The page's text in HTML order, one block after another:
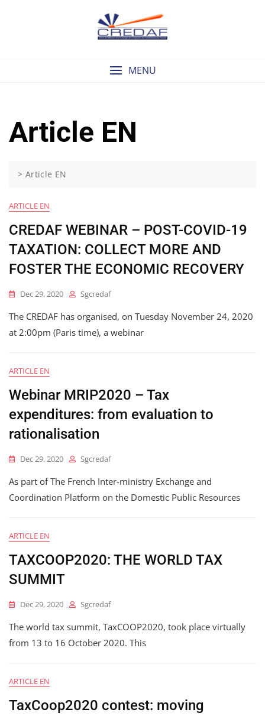
MENU
Article EN
> Article EN
ARTICLE EN
CREDAF WEBINAR – POST-COVID-19
TAXATION: COLLECT MORE AND
FOSTER THE ECONOMIC RECOVERY
Dec 29, 2020 Sgcredaf
The CREDAF has organised, on Tuesday November 24, 2020
at 2:00pm (Paris time), a webinar
ARTICLE EN
Webinar MRIP2020 – Tax
expenditures: from evaluation to
rationalisation
Dec 29, 2020 Sgcredaf
As part of The French Inter-ministry Exchange and
Coordination Platform on the Domestic Public Resources
ARTICLE EN
TAXCOOP2020: THE WORLD TAX
SUMMIT
Dec 29, 2020 Sgcredaf
The world tax summit, TaxCOOP2020, took place virtually
from 13 to 16 October 2020. This
ARTICLE EN
TaxCoop2020 contest: moving